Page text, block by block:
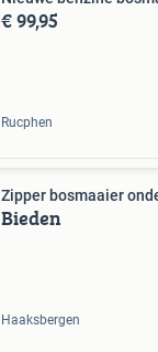
€ 99,95
Rucphen
Zipper bosmaaier
Bieden
Haaksbergen